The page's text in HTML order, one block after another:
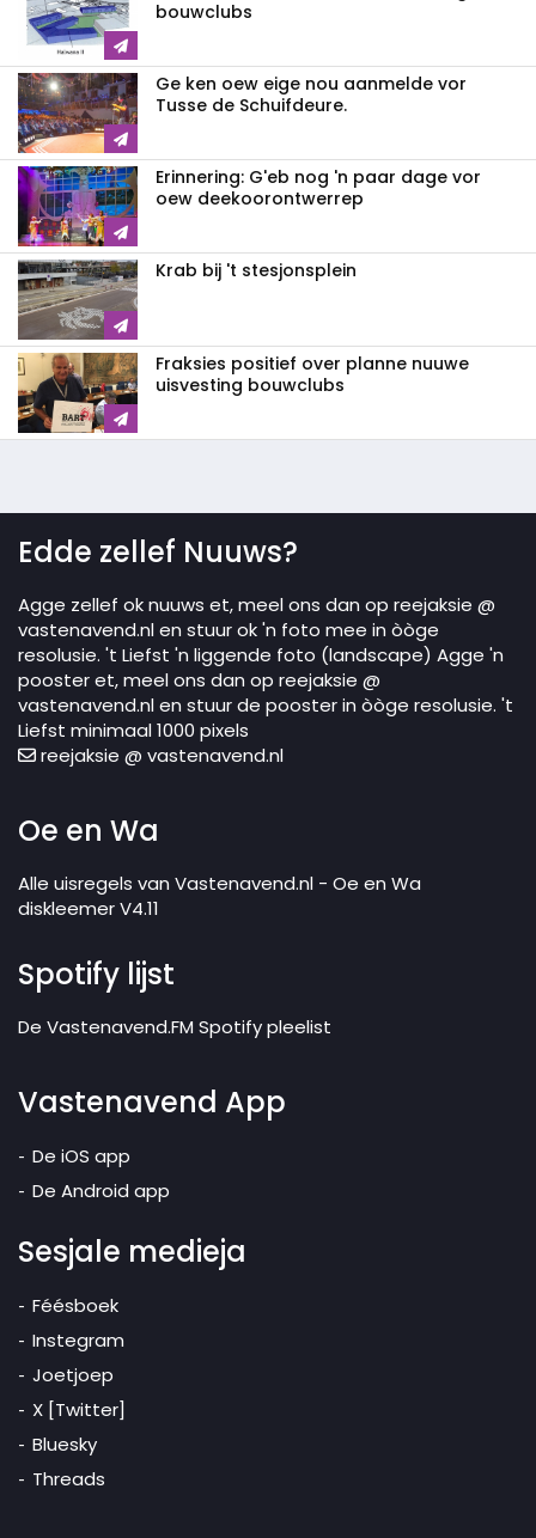
bouwclubs
Ge ken oew eige nou aanmelde vor
Tusse de Schuifdeure.
Erinnering: G'eb nog 'n paar dage vor
oew deekoorontwerrep
Krab bij 't stesjonsplein
Fraksies positief over planne nuuwe
uisvesting bouwclubs
Edde zellef Nuuws?
Agge zellef ok nuuws et, meel ons dan op reejaksie @
vastenavend.nl en stuur ok 'n foto mee in òòge
resolusie. 't Liefst 'n liggende foto (landscape) Agge 'n
pooster et, meel ons dan op reejaksie @
vastenavend.nl en stuur de pooster in òòge resolusie. 't
Liefst minimaal 1000 pixels
reejaksie @ vastenavend.nl
Oe en Wa
Alle uisregels van Vastenavend.nl - Oe en Wa
diskleemer V4.11
Spotify lijst
De Vastenavend.FM Spotify pleelist
Vastenavend App
De iOS app
De Android app
Sesjale medieja
Féésboek
Instegram
Joetjoep
X [Twitter]
Bluesky
Threads